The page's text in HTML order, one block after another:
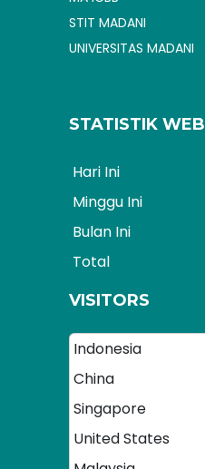
STIT MADANI
UNIVERSITAS MADANI
STATISTIK WEB
Hari Ini
Minggu Ini
Bulan Ini
Total
VISITORS
Indonesia
China
Singapore
United States